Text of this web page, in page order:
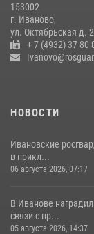
15 июля 2026, 13:03
153002
г. Иваново,
ул. Октябрьская д.
+ 7 (4932) 37-80-
НОВОСТИ
Ивановские
в прикл...
06 августа 2026, 07:17
В Иванове
связи с пр...
05 августа 2026, 14:37